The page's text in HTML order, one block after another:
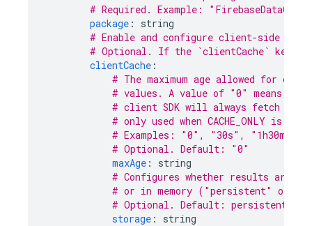
# Required. Example:
package :
string
# Enable and configure client-side
# Optional. If the `clientCache` key
clientCache :
# The maximum age allowed for
# values. A value of "0" means that
# client SDK will always fetch
# only used when CACHE_ONLY is
# Examples: "0", "30s", "1h30m"
# Optional. Default: "0"
maxAge :
string
# Configures whether results are
# or in memory ("persistent" or
# Optional. Default: persistent
storage : string